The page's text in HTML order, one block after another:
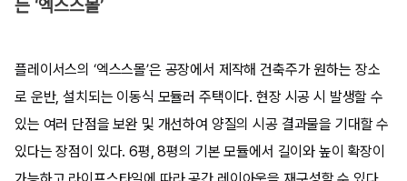
는 ‘엑스스몰’
플레이서스의 ‘엑스스몰’은 공장에서 제작해 건축주가 원하는 장소
로 운반, 설치되는 이동식 모듈러 주택이다. 현장 시공 시 발생할 수
있는 여러 단점을 보완 및 개선하여 양질의 시공 결과물을 기대할 수
있다는 장점이 있다. 6평, 8평의 기본 모듈에서 길이와 높이 확장이